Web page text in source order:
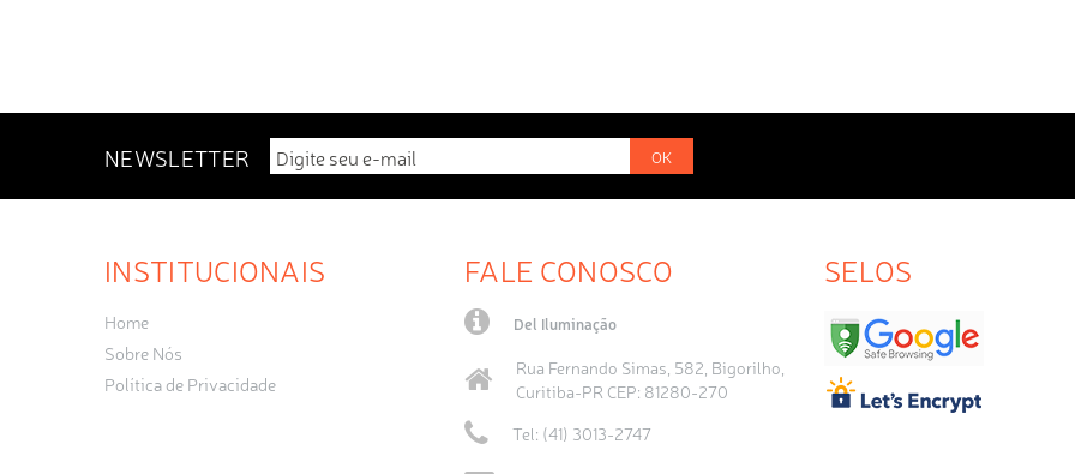
NEWSLETTER OK
INSTITUCIONAIS
Home
Sobre Nós
Política de Privacidade
FALE CONOSCO
Del Iluminação
Rua Fernando Simas, 582, Bigorilho,
Curitiba-PR CEP: 81280-270
Tel: (41) 3013-2747
SELOS